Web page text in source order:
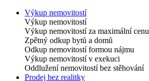
Výkup nemovitostí
Výkup nemovitostí
Výkup nemovitostí za maximální cenu
Zpětný odkup bytů a domů
Odkup nemovitostí formou nájmu
Výkup nemovitostí v exekuci
Oddlužení nemovitostí bez stěhování
Prodej bez realitky